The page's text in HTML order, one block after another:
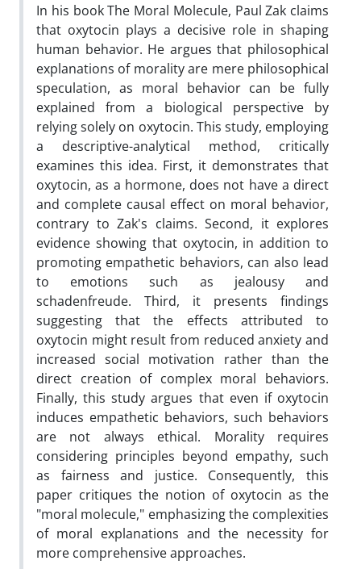
In his book The Moral Molecule, Paul Zak claims
that oxytocin plays a decisive role in shaping
human behavior. He argues that philosophical
explanations of morality are mere philosophical
speculation, as moral behavior can be fully
explained from a biological perspective by
relying solely on oxytocin. This study, employing
a descriptive-analytical method, critically
examines this idea. First, it demonstrates that
oxytocin, as a hormone, does not have a direct
and complete causal effect on moral behavior,
contrary to Zak's claims. Second, it explores
evidence showing that oxytocin, in addition to
promoting empathetic behaviors, can also lead
to emotions such as jealousy and
schadenfreude. Third, it presents findings
suggesting that the effects attributed to
oxytocin might result from reduced anxiety and
increased social motivation rather than the
direct creation of complex moral behaviors.
Finally, this study argues that even if oxytocin
induces empathetic behaviors, such behaviors
are not always ethical. Morality requires
considering principles beyond empathy, such
as fairness and justice. Consequently, this
paper critiques the notion of oxytocin as the
"moral molecule," emphasizing the complexities
of moral explanations and the necessity for
more comprehensive approaches.